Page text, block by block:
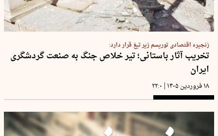
زنجیره اقتصادی توریسم زیر تیغ قرار دارد:
تخریب آثار باستانی؛ تیر خلاص جنگ به صنعت گردشگری
ایران
۱۸ فروردین ۱۴۰۵ | ۲۲:۰